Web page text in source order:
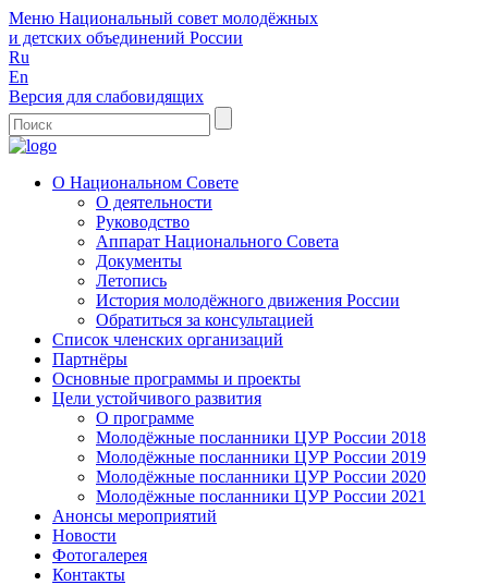
Меню Национальный совет молодёжных
и детских объединений России
Ru
En
Версия для слабовидящих
О Национальном Совете
О деятельности
Руководство
Аппарат Национального Совета
Документы
Летопись
История молодёжного движения России
Обратиться за консультацией
Список членских организаций
Партнёры
Основные программы и проекты
Цели устойчивого развития
О программе
Молодёжные посланники ЦУР России 2018
Молодёжные посланники ЦУР России 2019
Молодёжные посланники ЦУР России 2020
Молодёжные посланники ЦУР России 2021
Анонсы мероприятий
Новости
Фотогалерея
Контакты